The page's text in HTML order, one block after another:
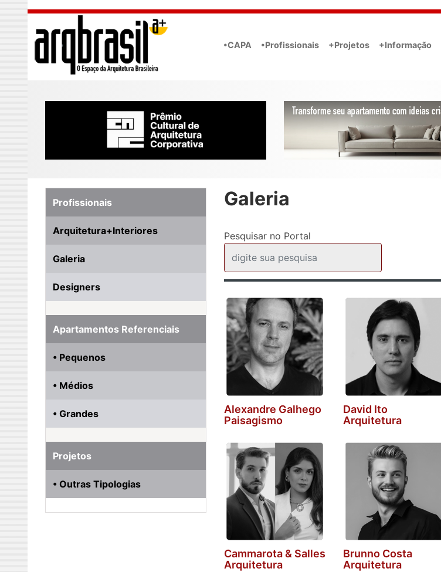
Skip to main content
•CAPA •Profissionais +Projetos +Informação
Galeria
Pesquisar no Portal
Alexandre Galhego
Paisagismo
David Ito
Arquitetura
Cammarota & Salles
Arquitetura
Brunno Costa
Arquitetura
Profissionais
Arquitetura+Interiores
Galeria
Designers
Apartamentos Referenciais
• Pequenos
• Médios
• Grandes
Projetos
• Outras Tipologias